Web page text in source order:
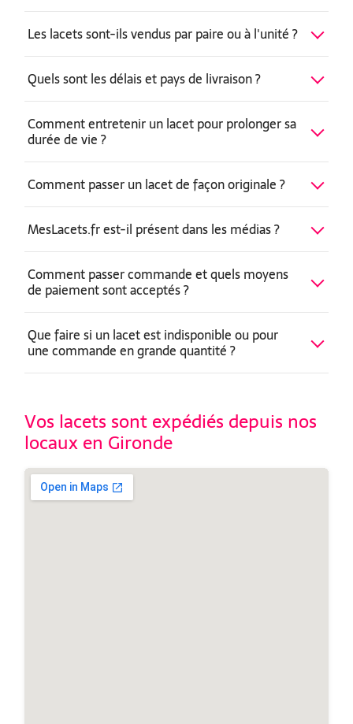
Les lacets sont-ils vendus par paire ou à l'unité ?
Quels sont les délais et pays de livraison ?
Comment entretenir un lacet pour prolonger sa
durée de vie ?
Comment passer un lacet de façon originale ?
MesLacets.fr est-il présent dans les médias ?
Comment passer commande et quels moyens
de paiement sont acceptés ?
Que faire si un lacet est indisponible ou pour
une commande en grande quantité ?
Vos lacets sont expédiés depuis nos
locaux en Gironde